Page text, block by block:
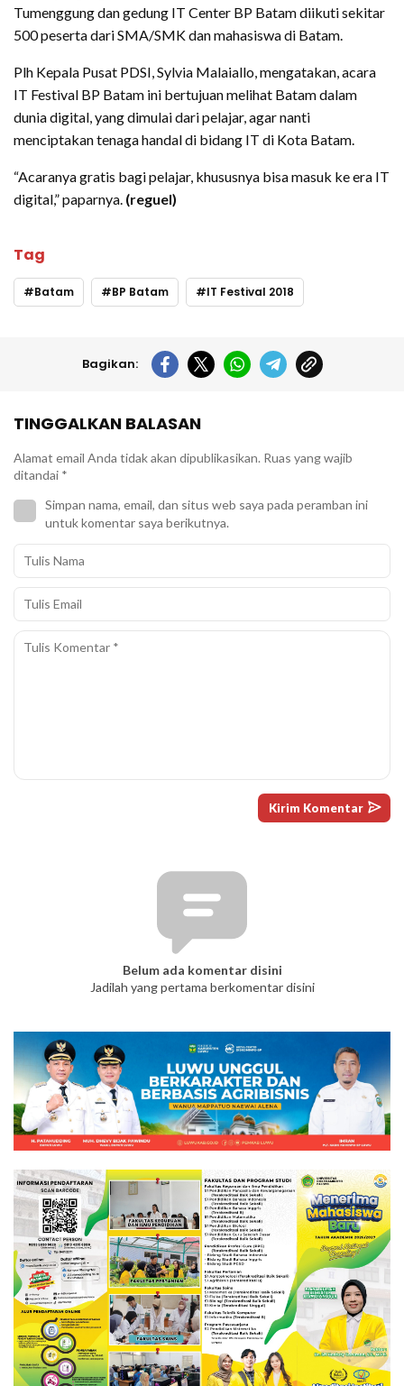
Tumenggung dan gedung IT Center BP Batam diikuti sekitar
500 peserta dari SMA/SMK dan mahasiswa di Batam.
Plh Kepala Pusat PDSI, Sylvia Malaiallo, mengatakan, acara
IT Festival BP Batam ini bertujuan melihat Batam dalam
dunia digital, yang dimulai dari pelajar, agar nanti
menciptakan tenaga handal di bidang IT di Kota Batam.
“Acaranya gratis bagi pelajar, khususnya bisa masuk ke era IT
digital,” paparnya. (reguel)
Tag
Batam BP Batam IT Festival 2018
Bagikan:
TINGGALKAN BALASAN
Alamat email Anda tidak akan dipublikasikan. Ruas yang wajib
ditandai *
Simpan nama, email, dan situs web saya pada peramban ini
untuk komentar saya berikutnya.
Belum ada komentar disini
Jadilah yang pertama berkomentar disini